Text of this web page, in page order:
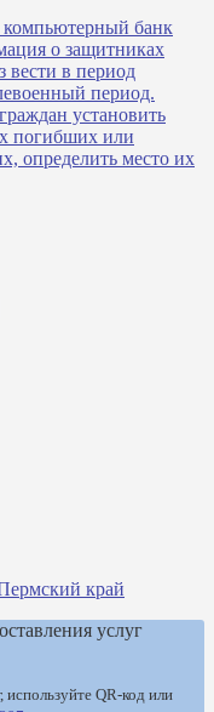
край
услуг
используйте QR-код или